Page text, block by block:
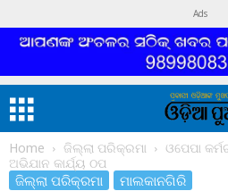
Ads
Home ଜିଲ୍ଲା ପରିକ୍ରମା
ଓପେପା
ଅଭିଯାନ କାର୍ଯ୍ୟ ଠପ
ଜିଲ୍ଲା ପରିକ୍ରମା ମାଲକାନଗିରି